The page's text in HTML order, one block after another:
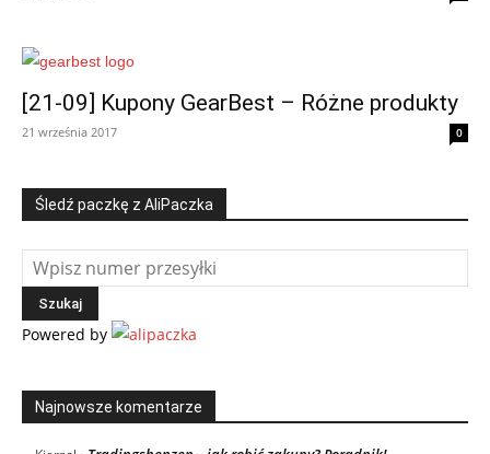
[21-09] Kupony GearBest – Różne produkty
21 września 2017 0
Śledź paczkę z AliPaczka
Powered by
Najnowsze komentarze